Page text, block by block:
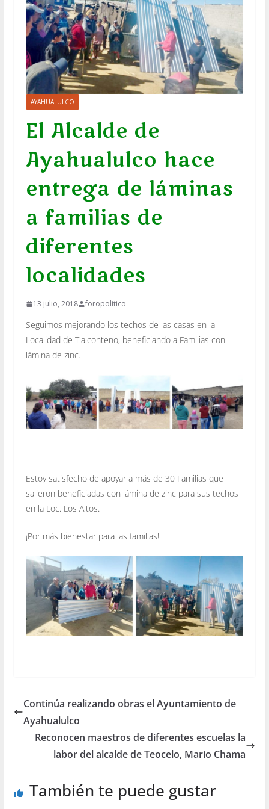
AYAHUALULCO
El Alcalde de
Ayahualulco hace
entrega de láminas
a familias de
diferentes
localidades
13 julio, 2018 foropolitico
Seguimos mejorando los techos de las casas en la
Localidad de Tlalconteno, beneficiando a Familias con
lámina de zinc.
Estoy satisfecho de apoyar a más de 30 Familias que
salieron beneficiadas con lámina de zinc para sus techos
en la Loc. Los Altos.
¡Por más bienestar para las familias!
Continúa realizando obras el Ayuntamiento de
Ayahualulco
Reconocen maestros de diferentes escuelas la
labor del alcalde de Teocelo, Mario Chama
También te puede gustar